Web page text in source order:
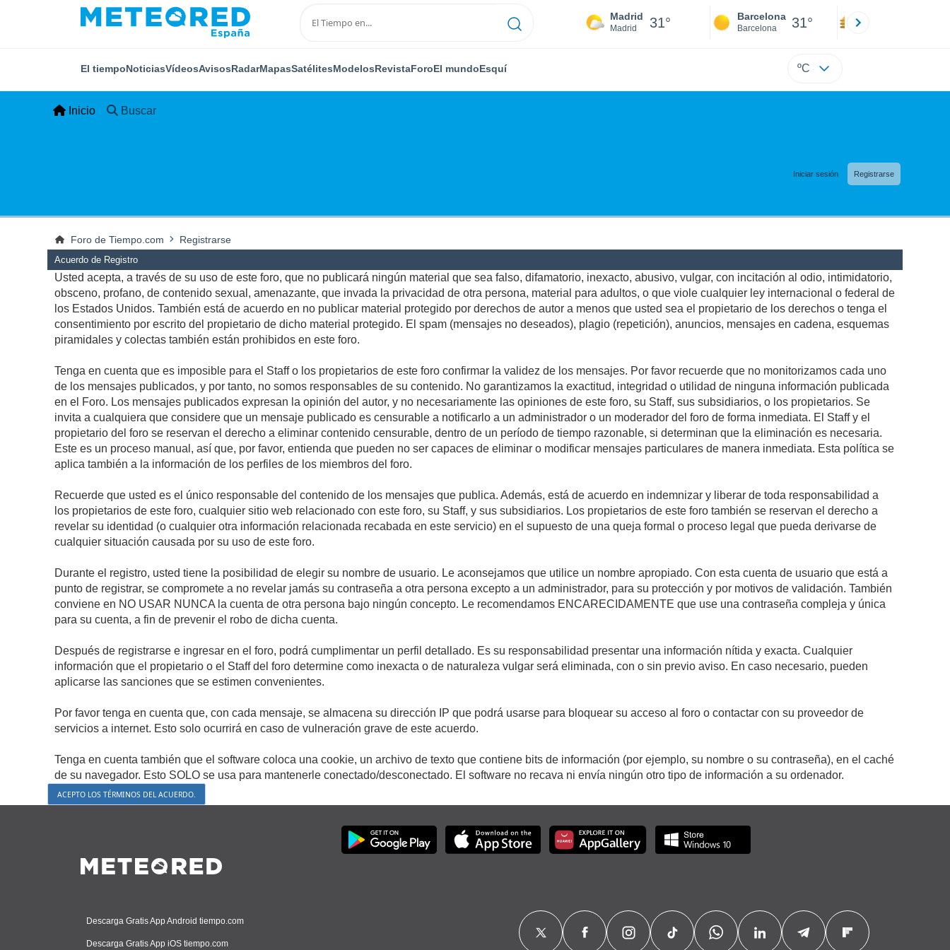
Madrid
Madrid 31° Barcelona
Barcelona 31°
El tiempoNoticiasVídeosAvisosRadarMapasSatélitesModelosRevistaForoEl mundoEsquí ºC
Inicio Buscar
Iniciar sesión Registrarse
Foro de Tiempo.com Registrarse
Acuerdo de Registro
Usted acepta, a través de su uso de este foro, que no publicará ningún material que sea falso, difamatorio, inexacto, abusivo, vulgar, con incitación al odio, intimidatorio,
obsceno, profano, de contenido sexual, amenazante, que invada la privacidad de otra persona, material para adultos, o que viole cualquier ley internacional o federal de
los Estados Unidos. También está de acuerdo en no publicar material protegido por derechos de autor a menos que usted sea el propietario de los derechos o tenga el
consentimiento por escrito del propietario de dicho material protegido. El spam (mensajes no deseados), plagio (repetición), anuncios, mensajes en cadena, esquemas
piramidales y colectas también están prohibidos en este foro.
Tenga en cuenta que es imposible para el Staff o los propietarios de este foro confirmar la validez de los mensajes. Por favor recuerde que no monitorizamos cada uno
de los mensajes publicados, y por tanto, no somos responsables de su contenido. No garantizamos la exactitud, integridad o utilidad de ninguna información publicada
en el Foro. Los mensajes publicados expresan la opinión del autor, y no necesariamente las opiniones de este foro, su Staff, sus subsidiarios, o los propietarios. Se
invita a cualquiera que considere que un mensaje publicado es censurable a notificarlo a un administrador o un moderador del foro de forma inmediata. El Staff y el
propietario del foro se reservan el derecho a eliminar contenido censurable, dentro de un período de tiempo razonable, si determinan que la eliminación es necesaria.
Este es un proceso manual, así que, por favor, entienda que pueden no ser capaces de eliminar o modificar mensajes particulares de manera inmediata. Esta política se
aplica también a la información de los perfiles de los miembros del foro.
Recuerde que usted es el único responsable del contenido de los mensajes que publica. Además, está de acuerdo en indemnizar y liberar de toda responsabilidad a
los propietarios de este foro, cualquier sitio web relacionado con este foro, su Staff, y sus subsidiarios. Los propietarios de este foro también se reservan el derecho a
revelar su identidad (o cualquier otra información relacionada recabada en este servicio) en el supuesto de una queja formal o proceso legal que pueda derivarse de
cualquier situación causada por su uso de este foro.
Durante el registro, usted tiene la posibilidad de elegir su nombre de usuario. Le aconsejamos que utilice un nombre apropiado. Con esta cuenta de usuario que está a
punto de registrar, se compromete a no revelar jamás su contraseña a otra persona excepto a un administrador, para su protección y por motivos de validación. También
conviene en NO USAR NUNCA la cuenta de otra persona bajo ningún concepto. Le recomendamos ENCARECIDAMENTE que use una contraseña compleja y única
para su cuenta, a fin de prevenir el robo de dicha cuenta.
Después de registrarse e ingresar en el foro, podrá cumplimentar un perfil detallado. Es su responsabilidad presentar una información nítida y exacta. Cualquier
información que el propietario o el Staff del foro determine como inexacta o de naturaleza vulgar será eliminada, con o sin previo aviso. En caso necesario, pueden
aplicarse las sanciones que se estimen convenientes.
Por favor tenga en cuenta que, con cada mensaje, se almacena su dirección IP que podrá usarse para bloquear su acceso al foro o contactar con su proveedor de
servicios a internet. Esto solo ocurrirá en caso de vulneración grave de este acuerdo.
Tenga en cuenta también que el software coloca una cookie, un archivo de texto que contiene bits de información (por ejemplo, su nombre o su contraseña), en el caché
de su navegador. Esto SOLO se usa para mantenerle conectado/desconectado. El software no recava ni envía ningún otro tipo de información a su ordenador.
Descarga Gratis App Android tiempo.com
Descarga Gratis App iOS tiempo.com